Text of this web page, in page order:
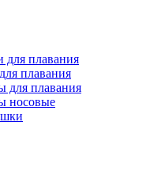
для плавания
плавания
для плавания
носовые